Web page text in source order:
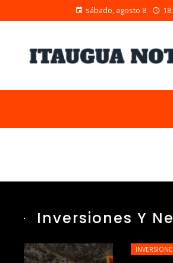
sábado, agosto 8
Inversiones Y